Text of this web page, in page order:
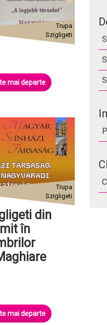
Trupa
Szigligeti
mai departe
Trupa
Szigligeti
în
mai departe